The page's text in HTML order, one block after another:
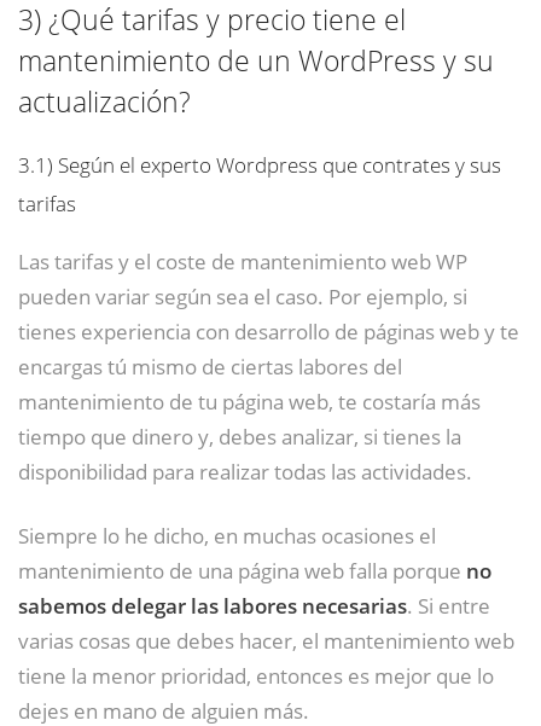
3)¿Qué tarifas y precio tiene el
mantenimiento de un WordPress y su
actualización?
3.1) Según el experto Wordpress que contrates y sus
tarifas
Las tarifas y el coste de mantenimiento web WP
pueden variar según sea el caso. Por ejemplo, si
tienes experiencia con desarrollo de páginas web y te
encargas tú mismo de ciertas labores del
mantenimiento de tu página web, te costaría más
tiempo que dinero y, debes analizar, si tienes la
disponibilidad para realizar todas las actividades.
Siempre lo he dicho, en muchas ocasiones el
mantenimiento de una página web falla porque no
sabemos delegar las labores necesarias. Si entre
varias cosas que debes hacer, el mantenimiento web
tiene la menor prioridad, entonces es mejor que lo
dejes en mano de alguien más.